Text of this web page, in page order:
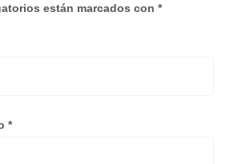
están marcados con *
*